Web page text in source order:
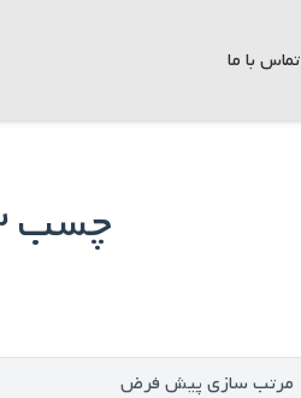
تماس با ما
چسب 123 آرازیم